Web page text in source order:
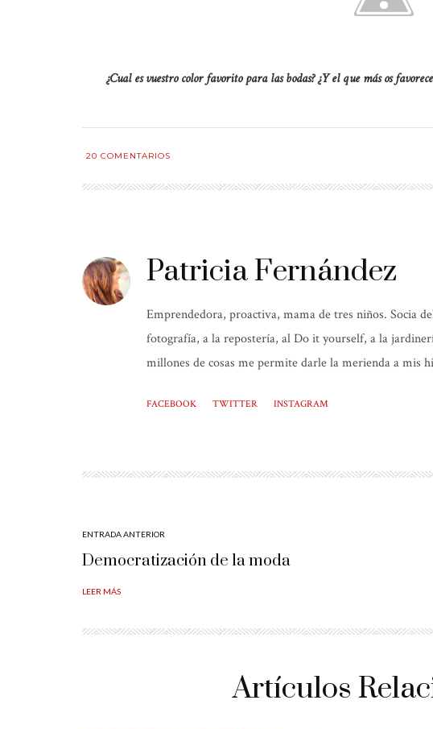
¿Cual es vuestro color favorito para las bodas? ¿Y el que más os
20 COMENTARIOS
Patricia Fernández
Emprendedora, proactiva, mama de tres niños. Socia
fotografía, a la repostería, al Do it yourself, a la
millones de cosas me permite darle la merienda a mis
FACEBOOK TWITTER INSTAGRAM
ENTRADA ANTERIOR
Democratización de la moda
LEER MÁS
Artículos